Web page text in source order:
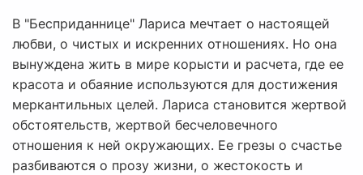
В "Бесприданнице" Лариса мечтает о настоящей
любви, о чистых и искренних отношениях. Но она
вынуждена жить в мире корысти и расчета, где ее
красота и обаяние используются для достижения
меркантильных целей. Лариса становится жертвой
обстоятельств, жертвой бесчеловечного
отношения к ней окружающих. Ее грезы о счастье
разбиваются о прозу жизни, о жестокость и